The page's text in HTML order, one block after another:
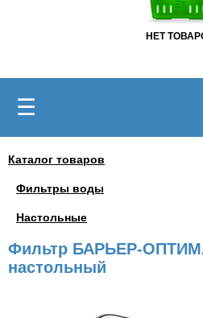
НЕТ
☰
Каталог товаров
Фильтры воды
Настольные
Фильтр БАРЬЕР-
настольный